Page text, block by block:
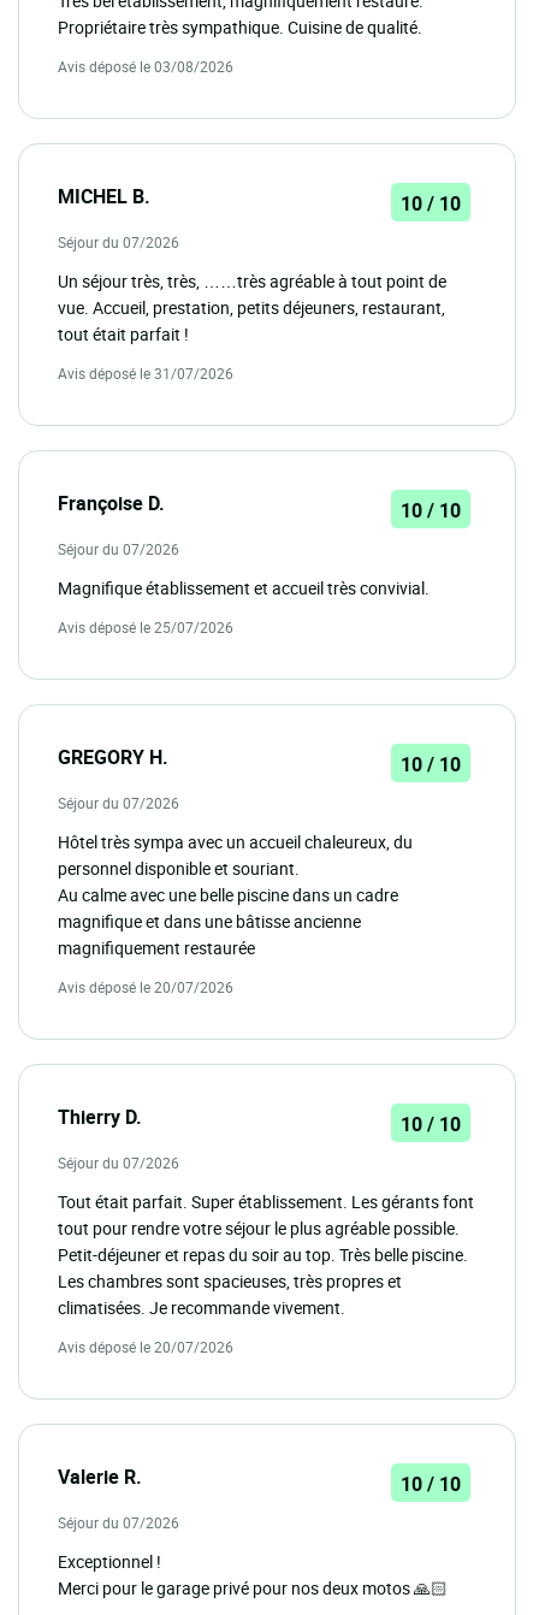
Propriétaire très sympathique. Cuisine de qualité.
Avis déposé le 03/08/2026
MICHEL B. 10 / 10
Séjour du 07/2026
Un séjour très, très, ……très agréable à tout point de
vue. Accueil, prestation, petits déjeuners, restaurant,
tout était parfait !
Avis déposé le 31/07/2026
Françoise D. 10 / 10
Séjour du 07/2026
Magnifique établissement et accueil très convivial.
Avis déposé le 25/07/2026
GREGORY H. 10 / 10
Séjour du 07/2026
Hôtel très sympa avec un accueil chaleureux, du
personnel disponible et souriant.
Au calme avec une belle piscine dans un cadre
magnifique et dans une bâtisse ancienne
magnifiquement restaurée
Avis déposé le 20/07/2026
Thierry D. 10 / 10
Séjour du 07/2026
Tout était parfait. Super établissement. Les gérants font
tout pour rendre votre séjour le plus agréable possible.
Petit-déjeuner et repas du soir au top. Très belle piscine.
Les chambres sont spacieuses, très propres et
climatisées. Je recommande vivement.
Avis déposé le 20/07/2026
Valerie R. 10 / 10
Séjour du 07/2026
Exceptionnel !
Merci pour le garage privé pour nos deux motos 🙏🏻